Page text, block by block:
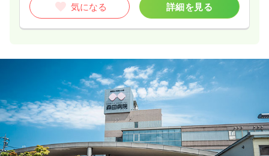
気になる 詳細を見る